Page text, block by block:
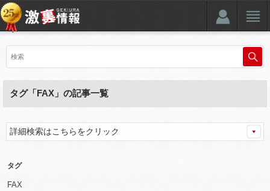
タグ「FAX」の記事一覧
詳細検索はこちらをクリック
タグ
FAX